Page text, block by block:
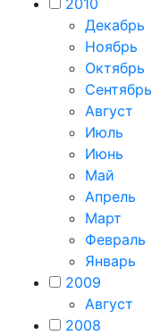
2010
Декабрь
Ноябрь
Октябрь
Сентябрь
Август
Июль
Июнь
Май
Апрель
Март
Февраль
Январь
2009
Август
2008